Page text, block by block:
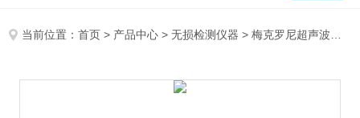
当前位置：首页 > 产品中心 >无损检测仪器 >梅克罗尼超声波流量计